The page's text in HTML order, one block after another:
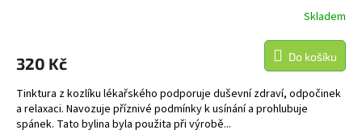
Skladem
320 Kč Do košíku
Tinktura z kozlíku lékařského podporuje duševní zdraví, odpočinek
a relaxaci. Navozuje příznivé podmínky k usínání a prohlubuje
spánek. Tato bylina byla použita při výrobě...